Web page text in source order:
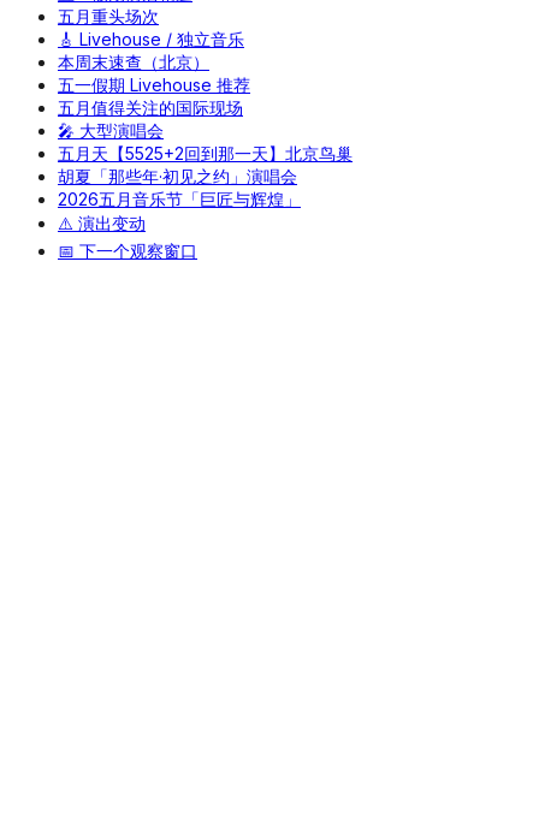
五月重头场次
🎸 Livehouse / 独立音乐
本周末速查（北京）
五一假期 Livehouse 推荐
五月值得关注的国际现场
🎤 大型演唱会
五月天【5525+2回到那一天】北京鸟巢
胡夏「那些年·初见之约」演唱会
2026五月音乐节「巨匠与辉煌」
⚠️ 演出变动
📅 下一个观察窗口